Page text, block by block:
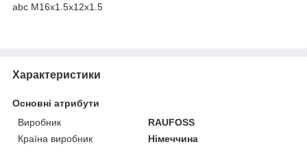
abc М16x1.5x12x1.5
Характеристики
Основні атрибути
Виробник
RAUFOSS
Країна виробник
Німеччина